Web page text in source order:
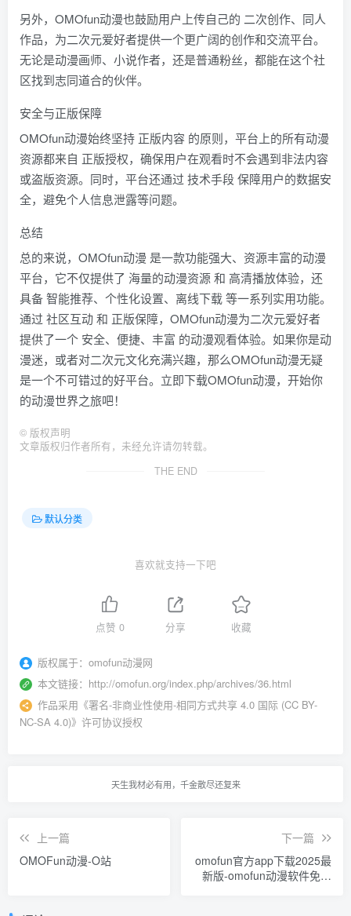
另外，OMOfun动漫也鼓励用户上传自己的 二次创作、同人
作品，为二次元爱好者提供一个更广阔的创作和交流平台。
无论是动漫画师、小说作者，还是普通粉丝，都能在这个社
区找到志同道合的伙伴。
安全与正版保障
OMOfun动漫始终坚持 正版内容 的原则，平台上的所有动漫
资源都来自 正版授权，确保用户在观看时不会遇到非法内容
或盗版资源。同时，平台还通过 技术手段 保障用户的数据安
全，避免个人信息泄露等问题。
总结
总的来说，OMOfun动漫 是一款功能强大、资源丰富的动漫
平台，它不仅提供了 海量的动漫资源 和 高清播放体验，还
具备 智能推荐、个性化设置、离线下载 等一系列实用功能。
通过 社区互动 和 正版保障，OMOfun动漫为二次元爱好者
提供了一个 安全、便捷、丰富 的动漫观看体验。如果你是动
漫迷，或者对二次元文化充满兴趣，那么OMOfun动漫无疑
是一个不可错过的好平台。立即下载OMOfun动漫，开始你
的动漫世界之旅吧！
© 版权声明
文章版权归作者所有，未经允许请勿转载。
THE END
默认分类
喜欢就支持一下吧
点赞 0 分享 收藏
版权属于： omofun动漫网
本文链接： http://omofun.org/index.php/archives/36.html
作品采用 《署名-非商业性使用-相同方式共享 4.0 国际 (CC BY-
NC-SA 4.0)》许可协议授权
天生我材必有用，千金散尽还复来
上一篇
OMOFun动漫-O站
下一篇
omofun官方app下载2025最
新版-omofun动漫软件免费